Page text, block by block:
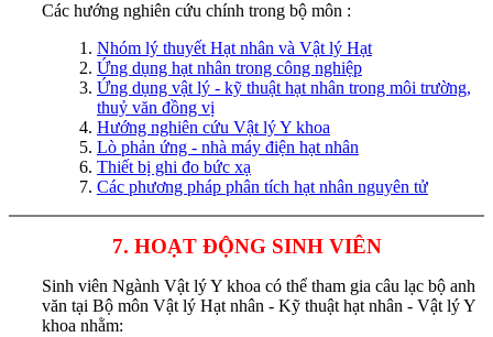
Các hướng nghiên cứu chính trong bộ môn :
Nhóm lý thuyết Hạt nhân và Vật lý Hạt
Ứng dụng hạt nhân trong công nghiệp
Ứng dụng vật lý - kỹ thuật hạt nhân trong môi trường,
thuỷ văn đồng vị
Hướng nghiên cứu Vật lý Y khoa
Lò phản ứng - nhà máy điện hạt nhân
Thiết bị ghi đo bức xạ
Các phương pháp phân tích hạt nhân nguyên tử
7. HOẠT ĐỘNG SINH VIÊN
Sinh viên Ngành Vật lý Y khoa có thể tham gia câu lạc bộ anh
văn tại Bộ môn Vật lý Hạt nhân - Kỹ thuật hạt nhân - Vật lý Y
khoa nhằm: